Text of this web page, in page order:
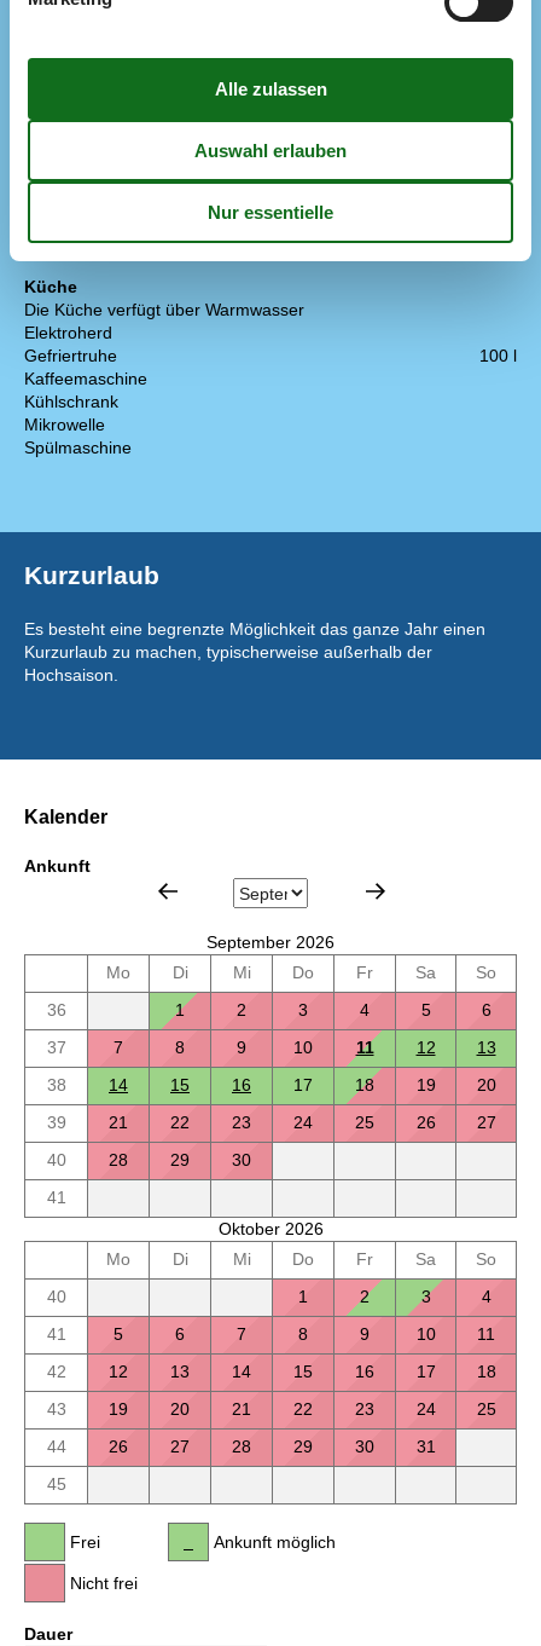
3 km
Entfernung zu Angelmöglichkeiten
Nächstes Restaurant
1 km
Anglerhaus
Rauchfreies Haus
Küche
Die Küche verfügt über Warmwasser
Elektroherd
Gefriertruhe
100 l
Kaffeemaschine
Kühlschrank
Mikrowelle
Spülmaschine
Kurzurlaub
Es besteht eine begrenzte Möglichkeit das ganze Jahr einen
Kurzurlaub zu machen, typischerweise außerhalb der
Hochsaison.
Kalender
Ankunft
September 2026
Mo
Di Mi Do Fr Sa
So
36
1 2 3 4 5
6
37
7 8 9 10 11 12
13
38
14 15 16 17 18 19
20
39
21 22 23 24 25 26
27
40
28 29
30
41
Oktober 2026
Mo
Di Mi Do Fr Sa
So
40
1 2 3
4
41
5 6 7 8 9 10
11
42
12 13 14 15 16 17
18
43
19 20 21 22 23 24
25
44
26 27 28 29 30
31
45
Frei
Nicht frei
Ankunft möglich
Dauer